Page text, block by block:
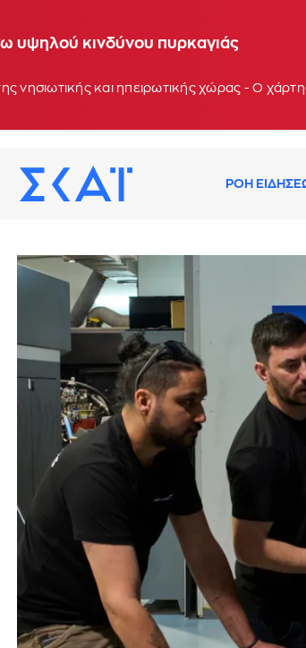
υψηλού κινδύνου πυρκαγιάς
νησιωτικής και ηπειρωτικής χώρας - Ο
ΡΟΗ